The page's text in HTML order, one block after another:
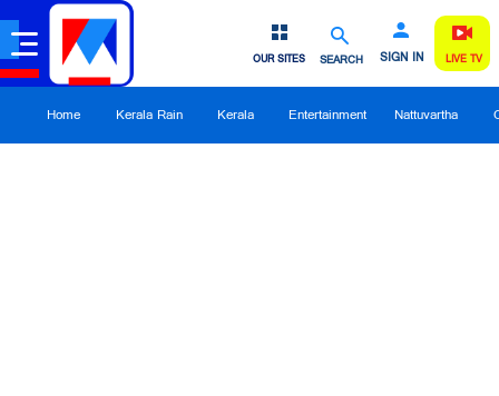
SEARCH SIGN IN
OUR SITES LIVE TV
Home Kerala Rain Kerala Entertainment Nattuvartha